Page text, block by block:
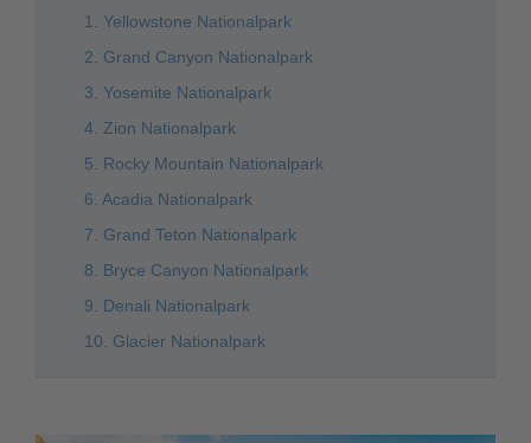
1. Yellowstone Nationalpark
2. Grand Canyon Nationalpark
3. Yosemite Nationalpark
4. Zion Nationalpark
5. Rocky Mountain Nationalpark
6. Acadia Nationalpark
7. Grand Teton Nationalpark
8. Bryce Canyon Nationalpark
9. Denali Nationalpark
10. Glacier Nationalpark